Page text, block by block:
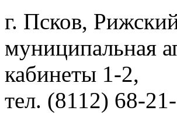
г. Псков,
муниципальная
кабинеты 1-2,
тел. (8112) 68-